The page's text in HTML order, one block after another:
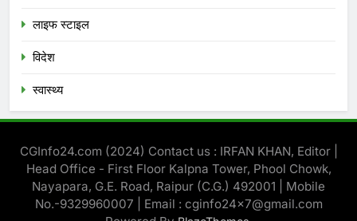
लाइफ स्टाइल
विदेश
स्‍वास्‍थ्‍य
CGInfo24.com (2024) Contact us : IRFAN KHAN, Editor |
Head Office - First Floor Kalpna Tower, Phool Chowk,
Nayapara, G.E. Road, Raipur (C.G.) 492001 | Mobile
No.-9329960007 | Email : cginfo24x7@gmail.com